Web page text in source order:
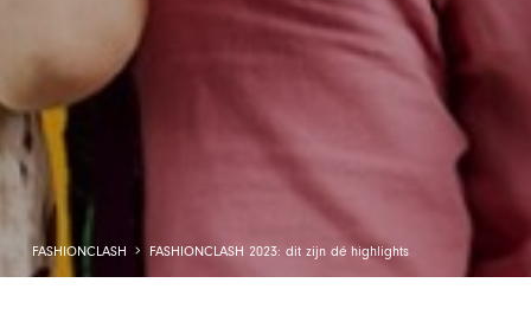
FASHIONCLASH FASHIONCLASH 2023: dit zijn dé highlights